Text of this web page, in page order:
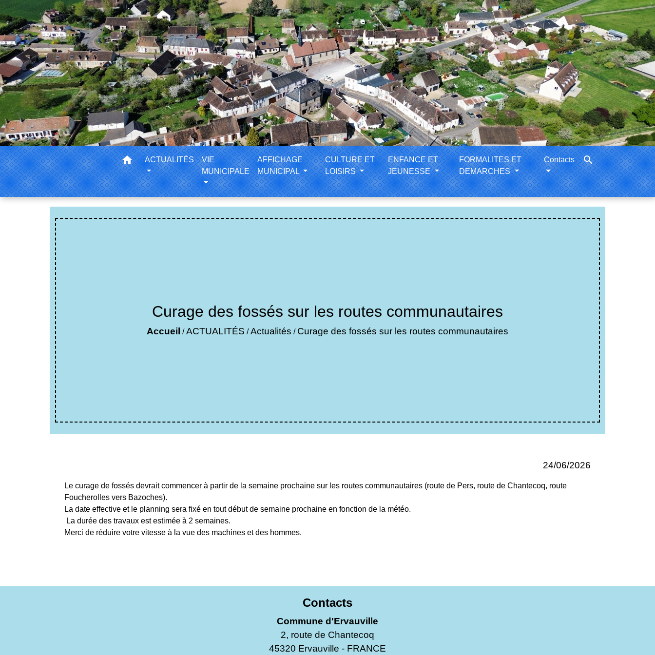
home ACTUALITÉS
VIE
MUNICIPALE
AFFICHAGE
MUNICIPAL
CULTURE ET
LOISIRS
ENFANCE ET
JEUNESSE
FORMALITES ET
DEMARCHES
Contacts search
Curage des fossés sur les routes communautaires
Accueil /ACTUALITÉS /Actualités / Curage des fossés sur les routes communautaires
24/06/2026
Le curage de fossés devrait commencer à partir de la semaine prochaine sur les routes communautaires (route de Pers, route de Chantecoq, route
Foucherolles vers Bazoches).
La date effective et le planning sera fixé en tout début de semaine prochaine en fonction de la météo.
La durée des travaux est estimée à 2 semaines.
Merci de réduire votre vitesse à la vue des machines et des hommes.
Contacts
Commune d'Ervauville
2, route de Chantecoq
45320 Ervauville - FRANCE